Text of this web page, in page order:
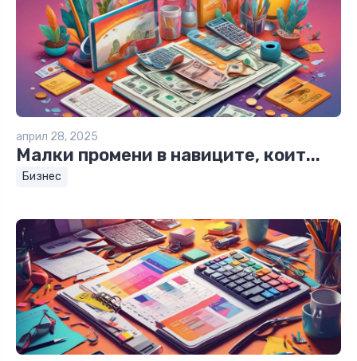
април 28, 2025
Малки промени в навиците, коит...
Бизнес